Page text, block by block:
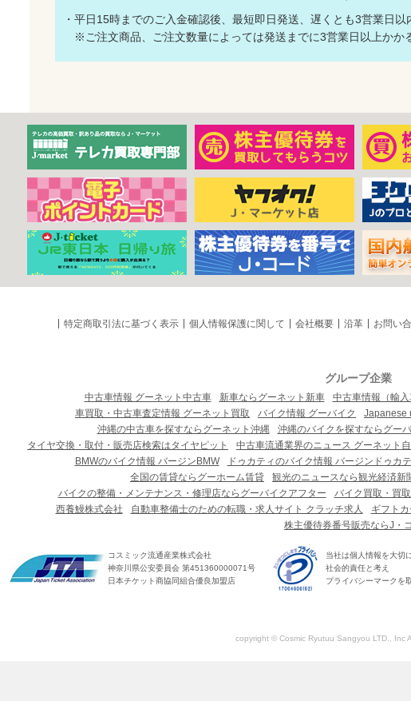
・平日15時までのご入金確認後、最短即日発送、遅くとも3営業日以
※ご注文商品、ご注文数量によっては発送までに3営業日以上かか
特定商取引法に基づく表示 個人情報保護に関して 会社概要 沿革 お問い
グループ企業
中古車情報 グーネット中古車 新車ならグーネット新車 中古車情報（輸
車買取・中古車査定情報 グーネット買取
バイク情報 グーバイク Japanese
沖縄の中古車を探すならグーネット沖縄
沖縄のバイクを探すならグー
タイヤ交換・取付・販売店検索はタイヤピット
中古車流通業界のニュース グーネット
BMWのバイク情報 バージンBMW
ドゥカティのバイク情報 バージンドゥカ
全国の賃貸ならグーホーム賃貸
観光のニュースなら観光経済新
バイクの整備・メンテナンス・修理店ならグーバイクアフター
バイク買取・買
西養鰻株式会社
自動車整備士のための転職・求人サイト クラッチ求人 ギフト
株主優待券番号販売ならJ・
コスミック流通産業株式会社
神奈川県公安委員会 第451360000071号
日本チケット商協同組合優良加盟店
当社は個人情報を大切
社会的責任と考え
プライバシーマークを
copyright © Cosmic Ryutuu Sangyou LTD., Inc